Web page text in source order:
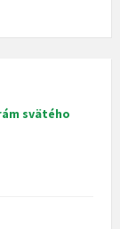
svätého